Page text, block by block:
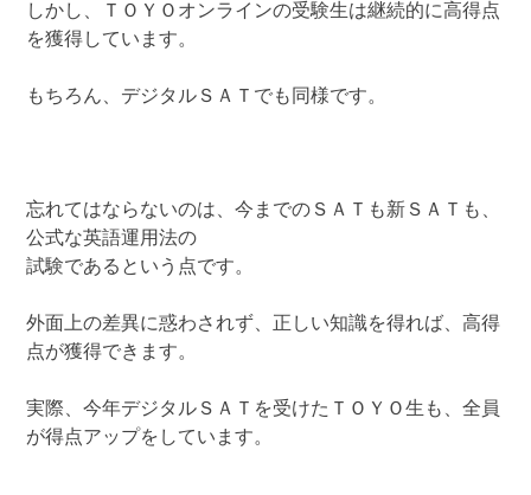
しかし、ＴＯＹＯオンラインの受験生は継続的に高得点
を獲得しています。
もちろん、デジタルＳＡＴでも同様です。
忘れてはならないのは、今までのＳＡＴも新ＳＡＴも、
公式な英語運用法の
試験であるという点です。
外面上の差異に惑わされず、正しい知識を得れば、高得
点が獲得できます。
実際、今年デジタルＳＡＴを受けたＴＯＹＯ生も、全員
が得点アップをしています。